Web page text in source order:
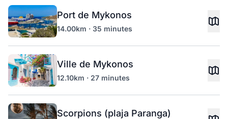
Port de Mykonos
14.00km · 35 minutes
Ville de Mykonos
12.10km · 27 minutes
Scorpions (plaja Paranga)